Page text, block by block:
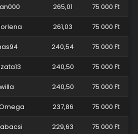
265,01 75 000 Ft
261,03 75 000 Ft
240,54 75 000 Ft
240,50 75 000 Ft
240,50 75 000 Ft
237,86 75 000 Ft
229,63 75 000 Ft